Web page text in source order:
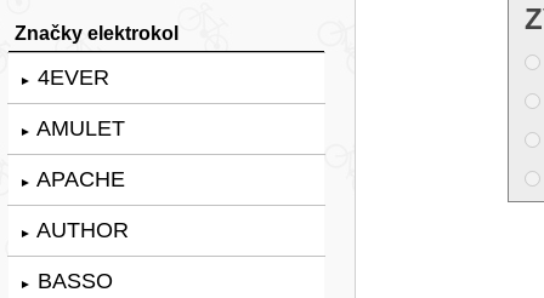
Značky elektrokol
► 4EVER
► AMULET
► APACHE
► AUTHOR
► BASSO